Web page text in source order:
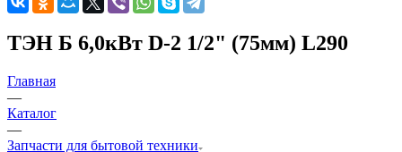
ТЭН Б 6,0кВт D-2 1/2" (75мм) L290
Главная
—
Каталог
—
Запчасти для бытовой техники